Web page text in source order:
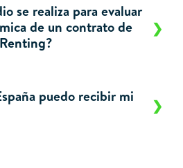
se realiza para evaluar
de un contrato de
puedo recibir mi